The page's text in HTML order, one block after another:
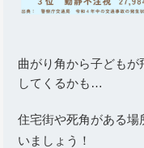
曲がり角から子ども
してくるかも…
住宅街や死角がある場
いましょう！